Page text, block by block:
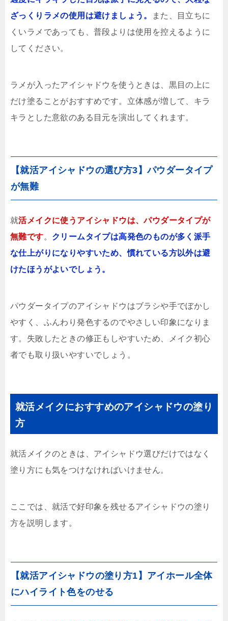
ざっくりラメの使用は避けましょう。
また、目立ちに
くいラメであっても、普段よりは使用を控えるように
してください。
ラメが入ったアイシャドウを使うときは、黒目の上に
だけ塗ることがおすすめです。立体感が増して、キラ
キラとした意欲のある目元を演出してくれます。
【就活アイシャドウの選び方3】パウダータイプ
が無難
就活メイクに使うアイシャドウは、パウダータイプが
無難です。 クリームタイプは高発色のものが多く派手
な仕上がりになりやすいため、慣れている方以外は避
けたほうがよいでしょう。
パウダータイプのアイシャドウはブラシや手でぼかし
やすく、ふんわり発色するのでやさしい印象になりま
す。失敗したときの修正もしやすいため、メイク初心
者でも取り扱いやすいでしょう。
就活メイクにおすすめのアイシャドウの塗り
方
就活メイクのときは、アイシャドウ選びだけではなく
塗り方にも気をつけなければいけません。
ここでは、就活で好印象を残せるアイシャドウの塗り
方を説明します。
【就活アイシャドウの塗り方1】アイホール全体
にハイライト色をのせる